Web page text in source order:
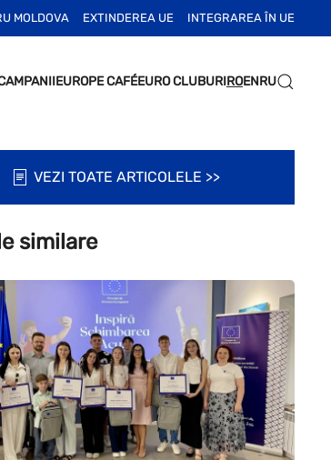
MOLDOVA EXTINDEREA UE INTEGRAREA ÎN UE
EUROPE CAFÉEURO CLUBURIROENRU
VEZI TOATE ARTICOLELE >>
similare